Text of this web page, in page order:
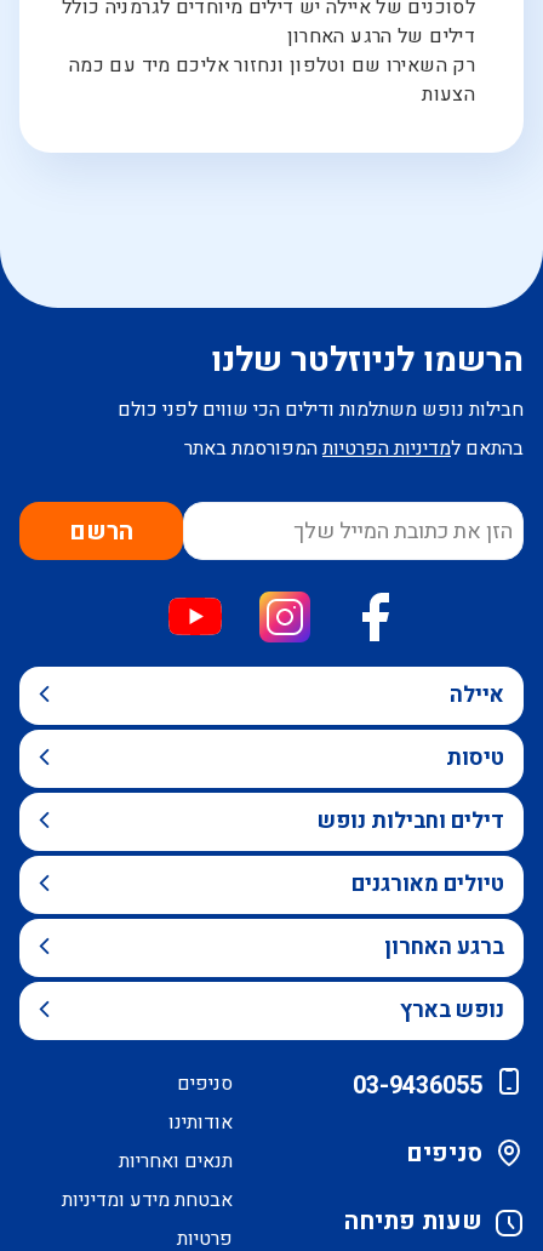
לסוכנים של איילה יש דילים מיוחדים לגרמניה כולל
דילים של הרגע האחרון
רק השאירו שם וטלפון ונחזור אליכם מיד עם כמה
הצעות
הרשמו לניוזלטר שלנו
חבילות נופש משתלמות ודילים הכי שווים לפני כולם
בהתאם למדיניות הפרטיותהמפורסמת באתר
הרשם
איילה
טיסות
דילים וחבילות נופש
טיולים מאורגנים
ברגע האחרון
נופש בארץ
03-9436055
סניפים
שעות פתיחה
סניפים
אודותינו
תנאים ואחריות
אבטחת מידע ומדיניות
פרטיות